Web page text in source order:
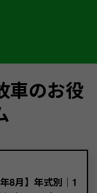
車のお役
8月】年式別｜1